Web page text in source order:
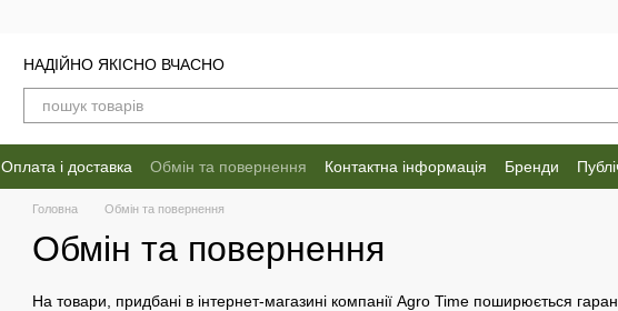
НАДІЙНО ЯКІСНО ВЧАСНО
Оплата і доставка Обмін та повернення Контактна інформація Бренди
Головна Обмін та повернення
Обмін та повернення
На товари, придбані в інтернет-магазині компанії Agro Time поширюється